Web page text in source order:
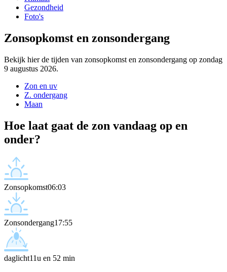
Gezondheid
Foto's
Zonsopkomst en zonsondergang
Bekijk hier de tijden van zonsopkomst en zonsondergang op zondag
9 augustus 2026.
Zon en uv
Z. ondergang
Maan
Hoe laat gaat de zon vandaag op en
onder?
Zonsopkomst06:03
Zonsondergang17:55
daglicht11u en 52 min